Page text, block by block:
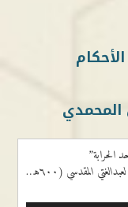
شرح عمدة الأحكام من كلام خير الأنام لعبدالغتي المقدسي (٦٠٠هـ) رحمه الله